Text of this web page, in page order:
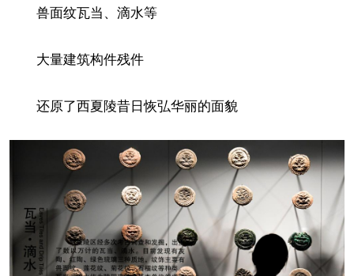
兽面纹瓦当、滴水等
大量建筑构件残件
还原了西夏陵昔日恢弘华丽的面貌